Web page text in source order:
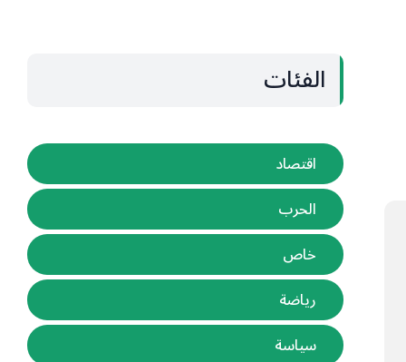
الفئات
اقتصاد
الحرب
خاص
رياضة
سياسة